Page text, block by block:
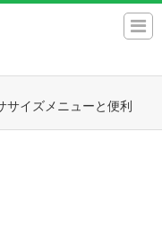
サイズメニューと便利